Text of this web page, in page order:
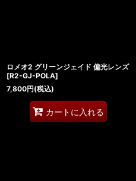
ロメオ2 グリーンジェイド 偏光レンズ
[R2-GJ-POLA]
7,800円(税込)
カートに入れる